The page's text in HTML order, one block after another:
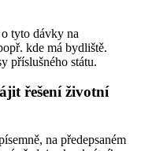
tyto dávky na
kde má bydliště.
příslušného státu.
řešení životní
na předepsaném